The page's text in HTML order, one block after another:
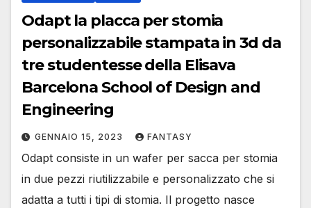
Odapt la placca per stomia
personalizzabile stampata in 3d da
tre studentesse della Elisava
Barcelona School of Design and
Engineering
GENNAIO 15, 2023 FANTASY
Odapt consiste in un wafer per sacca per stomia
in due pezzi riutilizzabile e personalizzato che si
adatta a tutti i tipi di stomia. Il progetto nasce